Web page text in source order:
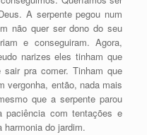
A serpente pegou num
não quer ser dono do seu
e conseguiram. Agora,
narizes eles tinham que
pra comer. Tinham que
vergonha, então, nada mais
que a serpente parou
com tentações e
do jardim.